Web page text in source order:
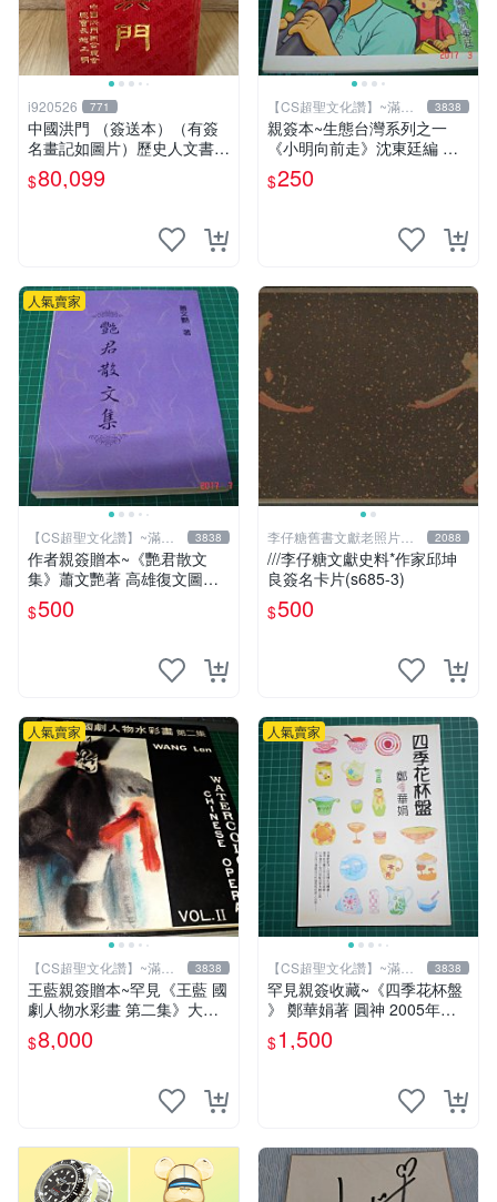
i920526 771
中國洪門 （簽送本）（有簽
名畫記如圖片）歷史人文書籍
早期書 中國洪門聯合總會 二
手書
$80,099
【CS超聖文化讚】~滿千
元送運
3838
親簽本~生態台灣系列之一
《小明向前走》沈東廷編 東
廷漫畫工作室 民國92年 大本
【CS 超聖文化讚】
$250
人氣賣家
【CS超聖文化讚】~滿千
元送運
3838
作者親簽贈本~《艷君散文
集》蕭文艷著 高雄復文圖書
1997年修訂版 【CS超聖文化
讚】
$500
李仔糖舊書文獻老照片名
人收藏館
2088
///李仔糖文獻史料*作家邱坤
良簽名卡片(s685-3)
$500
人氣賣家
【CS超聖文化讚】~滿千
元送運
3838
王藍親簽贈本~罕見《王藍 國
劇人物水彩畫 第二集》大本
【 CS超聖文化讚】
$8,000
人氣賣家
【CS超聖文化讚】~滿千
元送運
3838
罕見親簽收藏~《四季花杯盤
》 鄭華娟著 圓神 2005年初
版【CS超聖文化2讚】
$1,500